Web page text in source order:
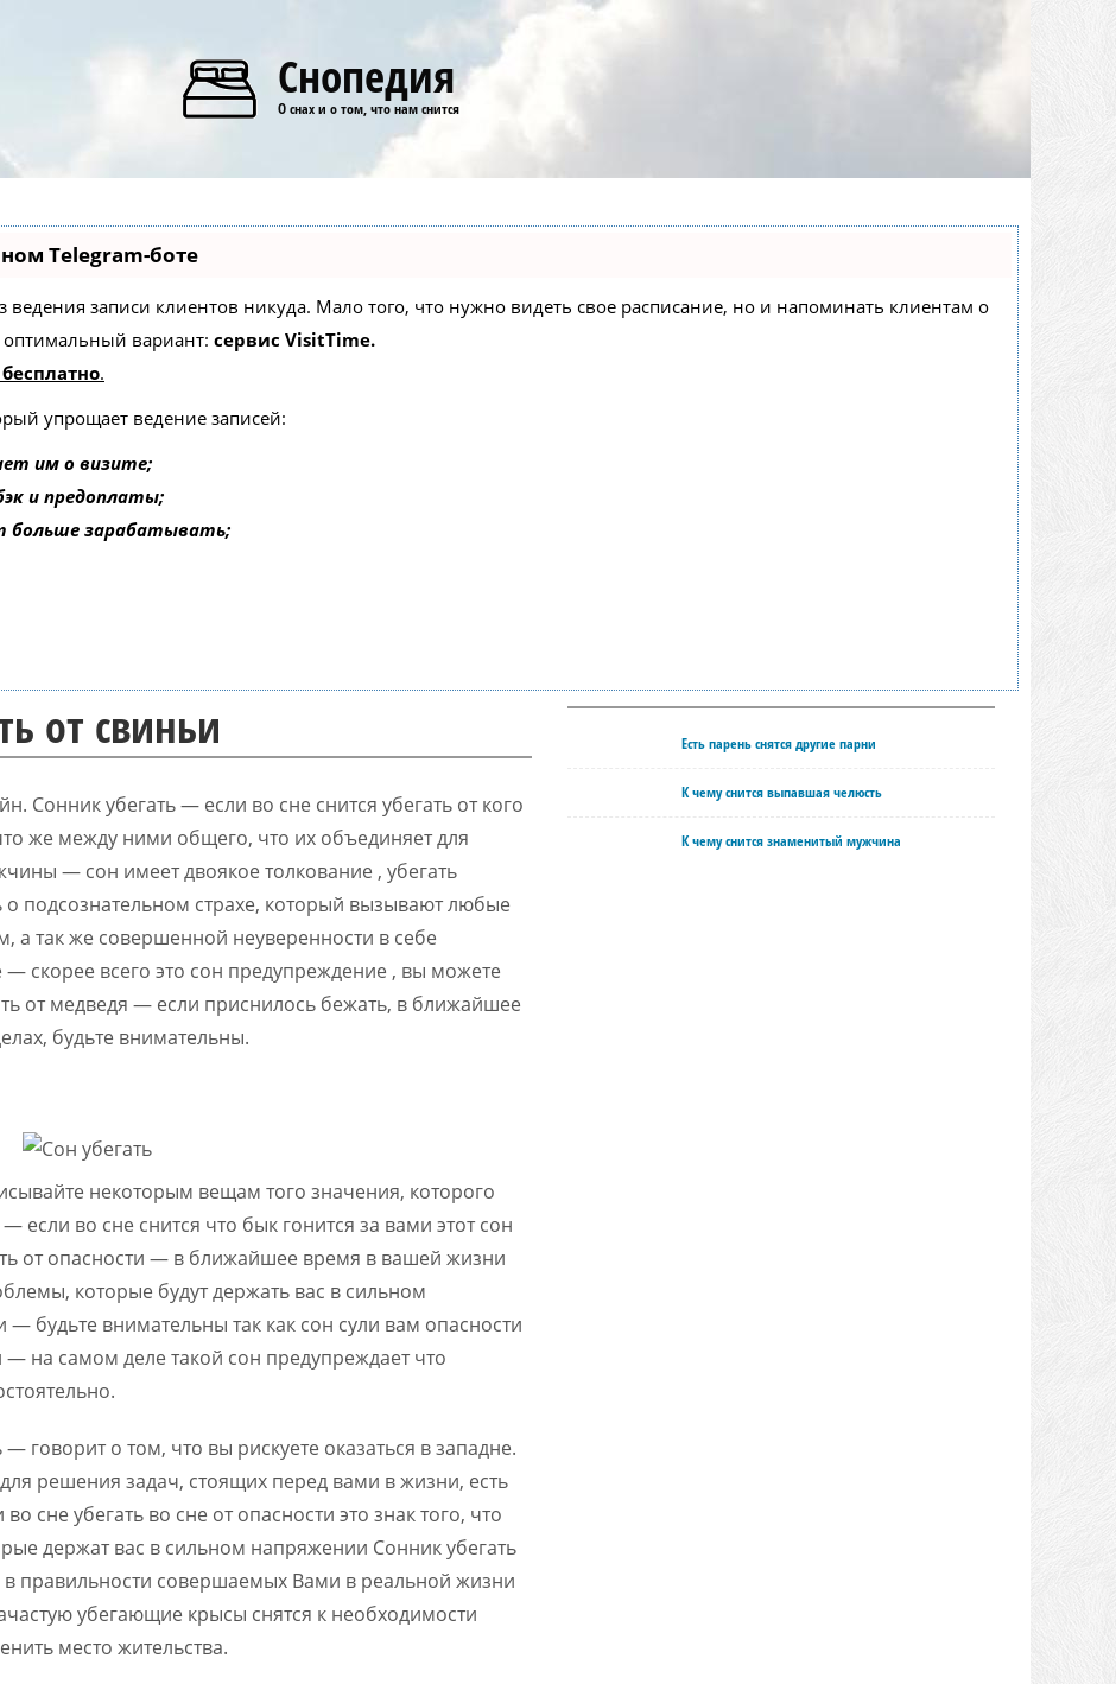
Снопедия
О снах и о том, что нам снится
Telegram-боте
ведения записи клиентов никуда. Мало того, что нужно видеть свое расписание, но и напоминать клиентам о
вариант: сервис VisitTime.
.
упрощает ведение записей:
им о визите;
и предоплаты;
больше зарабатывать;
от свиньи
Сонник убегать — если во сне снится убегать от кого
же между ними общего, что их объединяет для
— сон имеет двоякое толкование , убегать
подсознательном страхе, который вызывают любые
так же совершенной неуверенности в себе
— скорее всего это сон предупреждение , вы можете
от медведя — если приснилось бежать, в ближайшее
будьте внимательны.
некоторым вещам того значения, которого
если во сне снится что бык гонится за вами этот сон
от опасности — в ближайшее время в вашей жизни
которые будут держать вас в сильном
будьте внимательны так как сон сули вам опасности
— на самом деле такой сон предупреждает что
— говорит о том, что вы рискуете оказаться в западне.
решения задач, стоящих перед вами в жизни, есть
сне убегать во сне от опасности это знак того, что
держат вас в сильном напряжении Сонник убегать
в правильности совершаемых Вами в реальной жизни
убегающие крысы снятся к необходимости
место жительства.
Есть парень снятся другие парни
К чему снится выпавшая челюсть
К чему снится знаменитый мужчина